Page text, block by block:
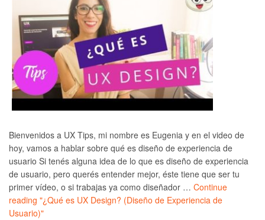
Bienvenidos a UX Tips, mi nombre es Eugenia y en el video de
hoy, vamos a hablar sobre qué es diseño de experiencia de
usuario Si tenés alguna idea de lo que es diseño de experiencia
de usuario, pero querés entender mejor, éste tiene que ser tu
primer vídeo, o si trabajas ya como diseñador … Continue
reading "¿Qué es UX Design? (Diseño de Experiencia de
Usuario)"